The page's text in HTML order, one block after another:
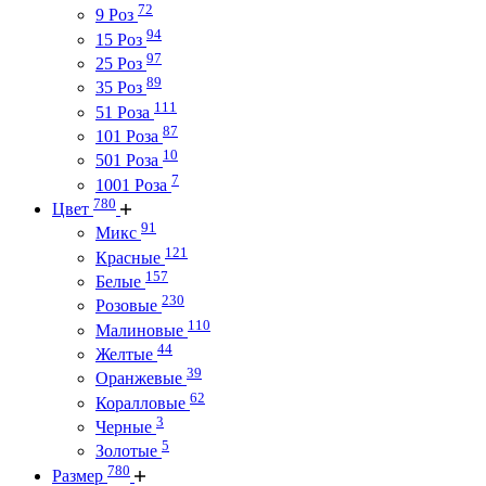
9 Роз 72
15 Роз 94
25 Роз 97
35 Роз 89
51 Роза 111
101 Роза 87
501 Роза 10
1001 Роза 7
Цвет 780
Микс 91
Красные 121
Белые 157
Розовые 230
Малиновые 110
Желтые 44
Оранжевые 39
Коралловые 62
Черные 3
Золотые 5
Размер 780